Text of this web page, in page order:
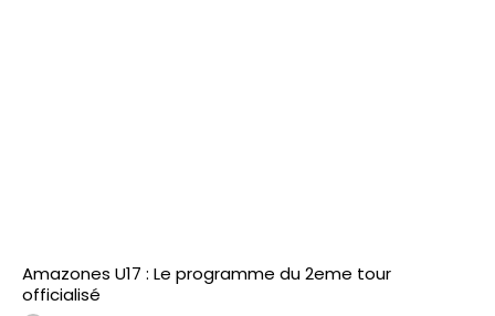
Amazones U17 : Le programme du 2eme tour
officialisé